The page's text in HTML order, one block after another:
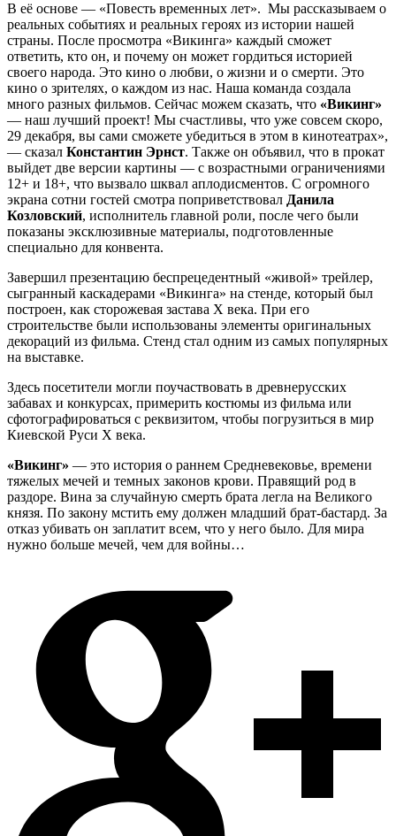
В её основе — «Повесть временных лет». Мы рассказываем о
реальных событиях и реальных героях из истории нашей
страны. После просмотра «Викинга» каждый сможет
ответить, кто он, и почему он может гордиться историей
своего народа. Это кино о любви, о жизни и о смерти. Это
кино о зрителях, о каждом из нас. Наша команда создала
много разных фильмов. Сейчас можем сказать, что «Викинг»
— наш лучший проект! Мы счастливы, что уже совсем скоро,
29 декабря, вы сами сможете убедиться в этом в кинотеатрах»,
— сказал Константин Эрнст. Также он объявил, что в прокат
выйдет две версии картины — с возрастными ограничениями
12+ и 18+, что вызвало шквал аплодисментов. С огромного
экрана сотни гостей смотра поприветствовал Данила
Козловский, исполнитель главной роли, после чего были
показаны эксклюзивные материалы, подготовленные
специально для конвента.
Завершил презентацию беспрецедентный «живой» трейлер,
сыгранный каскадерами «Викинга» на стенде, который был
построен, как сторожевая застава Х века. При его
строительстве были использованы элементы оригинальных
декораций из фильма. Стенд стал одним из самых популярных
на выставке.
Здесь посетители могли поучаствовать в древнерусских
забавах и конкурсах, примерить костюмы из фильма или
сфотографироваться с реквизитом, чтобы погрузиться в мир
Киевской Руси Х века.
«Викинг» — это история о раннем Средневековье, времени
тяжелых мечей и темных законов крови. Правящий род в
раздоре. Вина за случайную смерть брата легла на Великого
князя. По закону мстить ему должен младший брат-бастард. За
отказ убивать он заплатит всем, что у него было. Для мира
нужно больше мечей, чем для войны…